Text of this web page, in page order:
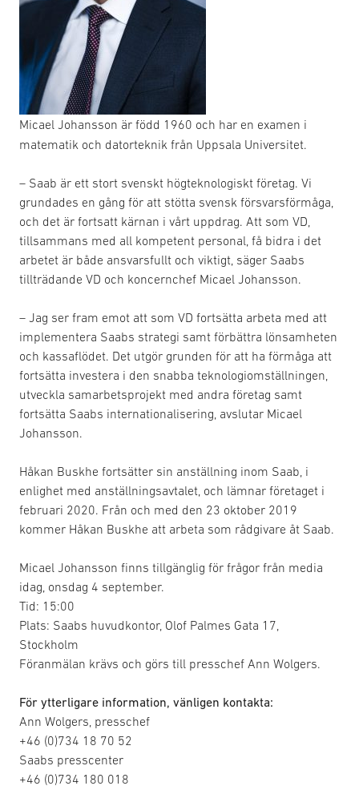
Micael Johansson är född 1960 och har en examen i
matematik och datorteknik från Uppsala Universitet.
– Saab är ett stort svenskt högteknologiskt företag. Vi
grundades en gång för att stötta svensk försvarsförmåga,
och det är fortsatt kärnan i vårt uppdrag. Att som VD,
tillsammans med all kompetent personal, få bidra i det
arbetet är både ansvarsfullt och viktigt, säger Saabs
tillträdande VD och koncernchef Micael Johansson.
– Jag ser fram emot att som VD fortsätta arbeta med att
implementera Saabs strategi samt förbättra lönsamheten
och kassaflödet. Det utgör grunden för att ha förmåga att
fortsätta investera i den snabba teknologiomställningen,
utveckla samarbetsprojekt med andra företag samt
fortsätta Saabs internationalisering, avslutar Micael
Johansson.
Håkan Buskhe fortsätter sin anställning inom Saab, i
enlighet med anställningsavtalet, och lämnar företaget i
februari 2020. Från och med den 23 oktober 2019
kommer Håkan Buskhe att arbeta som rådgivare åt Saab.
Micael Johansson finns tillgänglig för frågor från media
idag, onsdag 4 september.
Tid: 15:00
Plats: Saabs huvudkontor, Olof Palmes Gata 17,
Stockholm
Föranmälan krävs och görs till presschef Ann Wolgers.
För ytterligare information, vänligen kontakta:
Ann Wolgers, presschef
+46 (0)734 18 70 52
Saabs presscenter
+46 (0)734 180 018